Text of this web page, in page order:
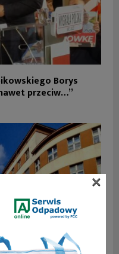
Borys
przeciw…”
×